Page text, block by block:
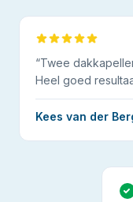
“Twee
Heel goed
Kees van der